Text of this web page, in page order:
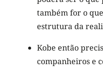
também for o que
estrutura da
Kobe então
companheiros e